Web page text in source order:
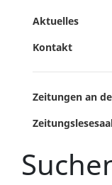
Aktuelles
Kontakt
Zeitungen an